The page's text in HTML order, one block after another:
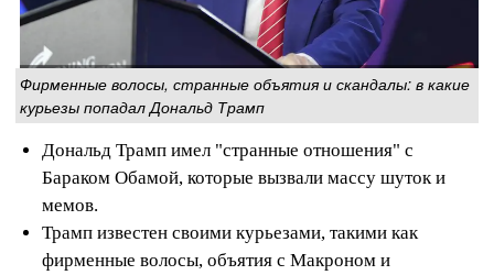
Фирменные волосы, странные объятия и скандалы: в какие
курьезы попадал Дональд Трамп
Дональд Трамп имел "странные отношения" с
Бараком Обамой, которые вызвали массу шуток и
мемов.
Трамп известен своими курьезами, такими как
фирменные волосы, объятия с Макроном и